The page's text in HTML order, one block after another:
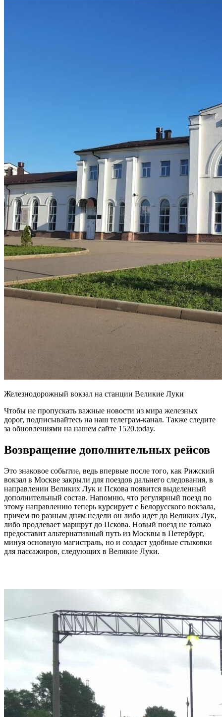
Железнодорожный вокзал на станции Великие Луки
Чтобы не пропускать важные новости из мира железных
дорог, подписывайтесь на наш телеграм-канал. Также следите
за обновлениями на нашем сайте 1520.today.
Возвращение дополнительных рейсов
Это знаковое событие, ведь впервые после того, как Рижский
вокзал в Москве закрыли для поездов дальнего следования, в
направлении Великих Лук и Пскова появится выделенный
дополнительный состав. Напомню, что регулярный поезд по
этому направлению теперь курсирует с Белорусского вокзала,
причем по разным дням недели он либо идет до Великих Лук,
либо продлевает маршрут до Пскова. Новый поезд не только
предоставит альтернативный путь из Москвы в Петербург,
минуя основную магистраль, но и создаст удобные стыковки
для пассажиров, следующих в Великие Луки.